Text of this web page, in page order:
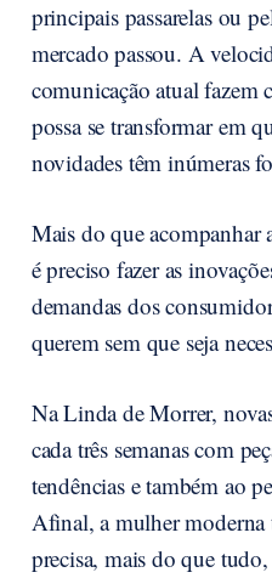
principais passarelas ou
mercado passou. A
comunicação atual fazem
possa se transformar em
novidades têm inúmeras
Mais do que acompanhar
é preciso fazer as
demandas dos
querem sem que seja
Na Linda de Morrer,
cada três semanas com
tendências e também ao
Afinal, a mulher
precisa, mais do que